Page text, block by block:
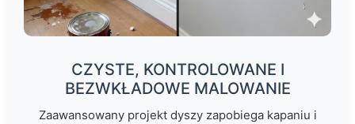
CZYSTE, KONTROLOWANE I
BEZWKŁADOWE MALOWANIE
Zaawansowany projekt dyszy zapobiega kapaniu i